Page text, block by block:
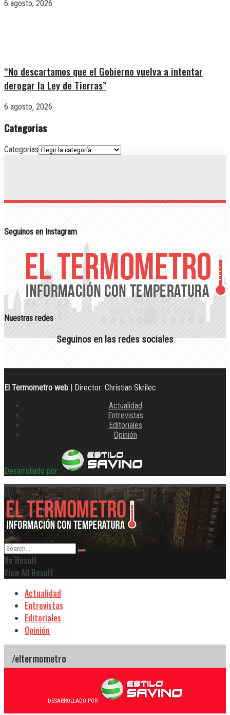
6 agosto, 2026
“No descartamos que el Gobierno vuelva a intentar
derogar la Ley de Tierras”
6 agosto, 2026
Categorias
Categorias
Seguinos en Instagram
Nuestras redes
Seguinos en las redes sociales
El Termometro web | Director: Christian Skrilec
Actualidad
Entrevistas
Editoriales
Opinión
Desarrollado por
No Result
View All Result
Actualidad
Entrevistas
Editoriales
Opinión
DESARROLLADO POR